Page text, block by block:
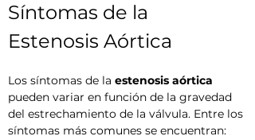
Síntomas de la
Estenosis Aórtica
Los síntomas de la estenosis aórtica
pueden variar en función de la gravedad
del estrechamiento de la válvula. Entre los
síntomas más comunes se encuentran: